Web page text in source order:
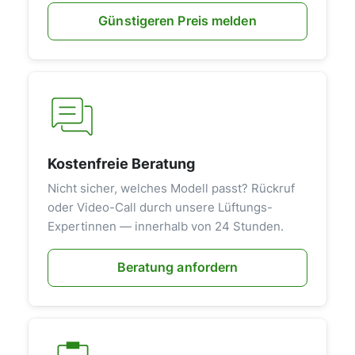
Günstigeren Preis melden
Kostenfreie Beratung
Nicht sicher, welches Modell passt? Rückruf
oder Video-Call durch unsere Lüftungs-
Expertinnen — innerhalb von 24 Stunden.
Beratung anfordern